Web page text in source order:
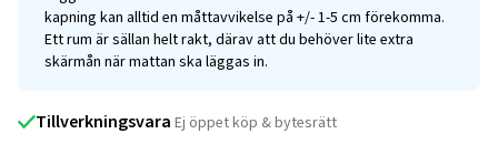
kapning kan alltid en måttavvikelse på +/- 1-5 cm förekomma.
Ett rum är sällan helt rakt, därav att du behöver lite extra
skärmån när mattan ska läggas in.
Tillverkningsvara Ej öppet köp & bytesrätt